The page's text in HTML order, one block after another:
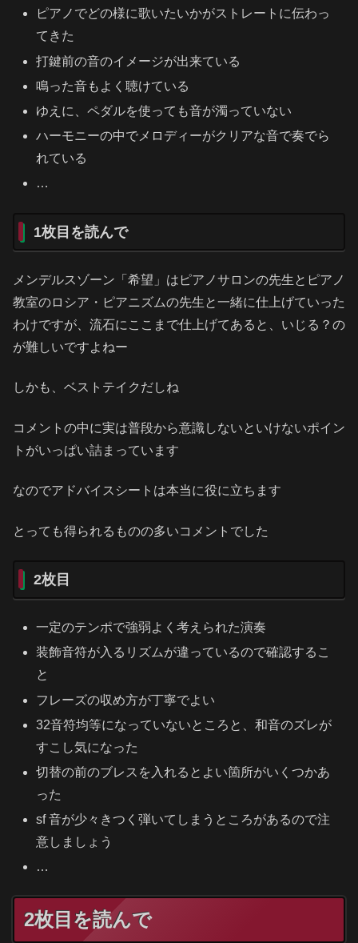
ピアノでどの様に歌いたいかがストレートに伝わっ
てきた
打鍵前の音のイメージが出来ている
鳴った音もよく聴けている
ゆえに、ペダルを使っても音が濁っていない
ハーモニーの中でメロディーがクリアな音で奏でら
れている
…
1枚目を読んで
メンデルスゾーン「希望」はピアノサロンの先生とピアノ
教室のロシア・ピアニズムの先生と一緒に仕上げていった
わけですが、流石にここまで仕上げてあると、いじる？の
が難しいですよねー
しかも、ベストテイクだしね
コメントの中に実は普段から意識しないといけないポイン
トがいっぱい詰まっています
なのでアドバイスシートは本当に役に立ちます
とっても得られるものの多いコメントでした
2枚目
一定のテンポで強弱よく考えられた演奏
装飾音符が入るリズムが違っているので確認するこ
と
フレーズの収め方が丁寧でよい
32音符均等になっていないところと、和音のズレが
すこし気になった
切替の前のブレスを入れるとよい箇所がいくつかあ
った
sf 音が少々きつく弾いてしまうところがあるので注
意しましょう
…
2枚目を読んで